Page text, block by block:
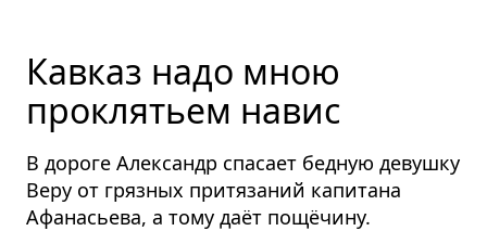
Кавказ надо мною
проклятьем навис
В дороге Александр спасает бедную девушку
Веру от грязных притязаний капитана
Афанасьева, а тому даёт пощёчину.